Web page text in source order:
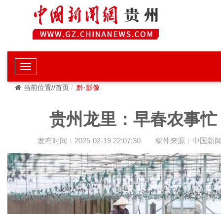
当前位置//首页 黔·影像
贵州龙里：早春农事忙
发布时间：2025-02-19 22:07:30 稿件来源：中国新